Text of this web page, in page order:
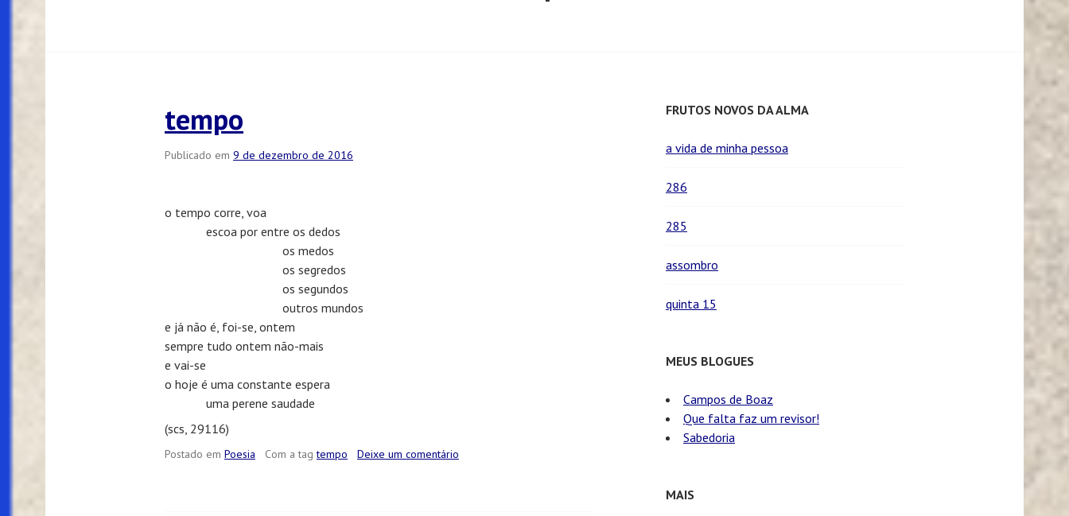
tempo
Publicado em 9 de dezembro de 2016
o tempo corre, voa
escoa por entre os dedos
os medos
os segredos
os segundos
outros mundos
e já não é, foi-se, ontem
sempre tudo ontem não-mais
e vai-se
o hoje é uma constante espera
uma perene saudade
(scs, 29116)
Postado em Poesia Com a tagtempo Deixe um comentário
FRUTOS NOVOS DA ALMA
a vida de minha pessoa
286
285
assombro
quinta 15
MEUS BLOGUES
Campos de Boaz
Que falta faz um revisor!
Sabedoria
MAIS